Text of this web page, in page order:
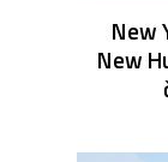
New
New